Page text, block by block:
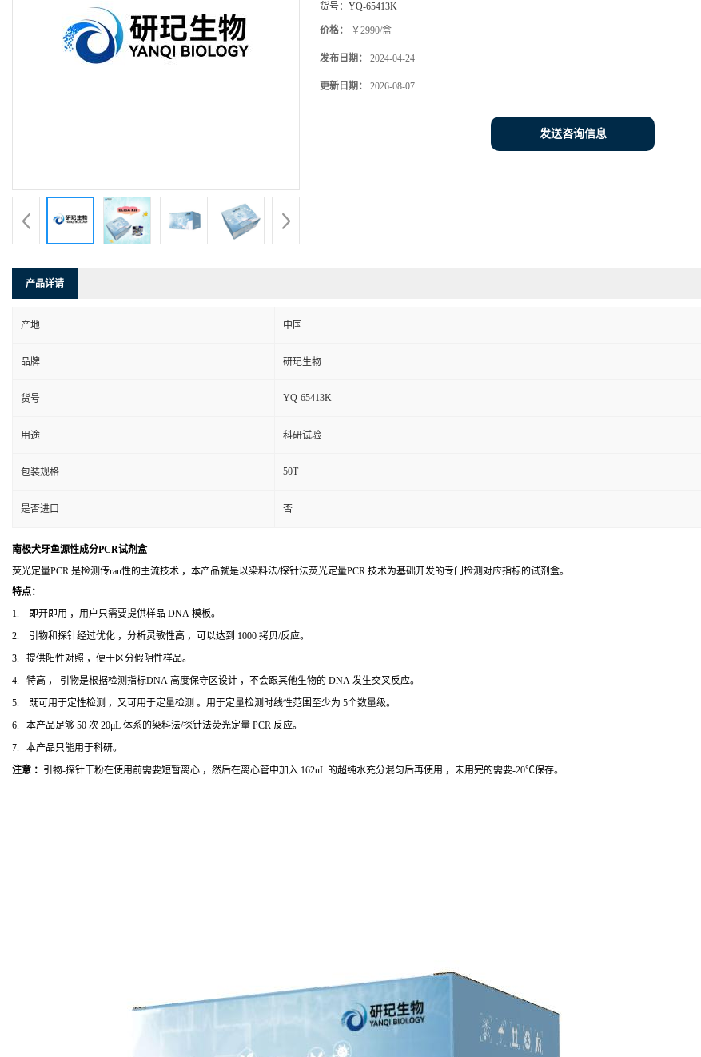
货号： YQ-65413K
价格： ￥2990/盒
发布日期： 2024-04-24
更新日期： 2026-08-07
发送咨询信息
产品详请
产地 中国
品牌 研玘生物
货号 YQ-65413K
用途 科研试验
包装规格 50T
是否进口 否
南极犬牙鱼源性成分PCR试剂盒
荧光定量PCR 是检测传ran性的主流技术 ，本产品就是以染料法/探针法荧光定量PCR 技术为基础开发的专门检测对应指标的试剂盒。
特点：
1. 即开即用 ，用户只需要提供样品 DNA 模板。
2. 引物和探针经过优化 ，分析灵敏性高 ，可以达到 1000 拷贝/反应。
3. 提供阳性对照 ，便于区分假阴性样品。
4. 特高 ， 引物是根据检测指标DNA 高度保守区设计 ，不会跟其他生物的 DNA 发生交叉反应。
5. 既可用于定性检测 ，又可用于定量检测 。用于定量检测时线性范围至少为 5个数量级。
6. 本产品足够 50 次 20μL 体系的染料法/探针法荧光定量 PCR 反应。
7. 本产品只能用于科研。
注意 ： 引物-探针干粉在使用前需要短暂离心 ，然后在离心管中加入 162uL 的超纯水充分混匀后再使用 ，未用完的需要-20℃保存。